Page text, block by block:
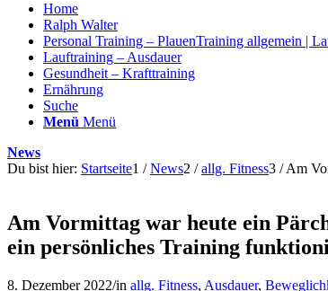
Home
Ralph Walter
Personal Training – PlauenTraining allgemein |
Lauftraining – Ausdauer
Gesundheit – Krafttraining
Ernährung
Suche
Menü Menü
News
Du bist hier: Startseite1 / News2 / allg. Fitness3 / Am
Am Vormittag war heute ein
ein persönliches Training
8. Dezember 2022/in allg. Fitness, Ausdauer,